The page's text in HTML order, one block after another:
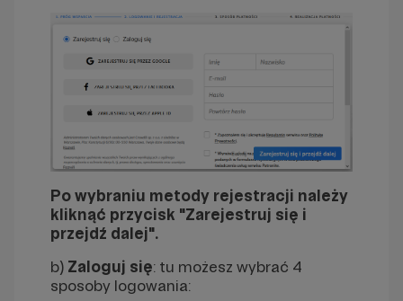
Po wybraniu metody rejestracji należy
kliknąć przycisk "Zarejestruj się i
przejdź dalej".
b) Zaloguj się: tu możesz wybrać 4
sposoby logowania: